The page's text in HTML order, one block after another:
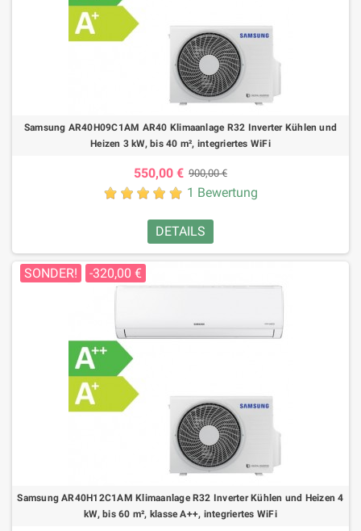
Samsung AR40H09C1AM AR40 Klimaanlage R32 Inverter Kühlen und
Heizen 3 kW, bis 40 m², integriertes WiFi
550,00 € 900,00 €
1 Bewertung
DETAILS
SONDER! -320,00 €
Samsung AR40H12C1AM Klimaanlage R32 Inverter Kühlen und Heizen 4
kW, bis 60 m², klasse A++, integriertes WiFi